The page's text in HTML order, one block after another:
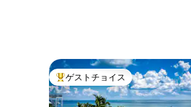
大好評のゲストチョイスです。
ゲストチョイス